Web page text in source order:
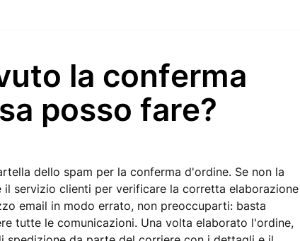
la conferma
posso fare?
dello spam per la conferma d'ordine. Se non la
servizio clienti per verificare la corretta elaborazione
email in modo errato, non preoccuparti: basta
tutte le comunicazioni. Una volta elaborato l'ordine,